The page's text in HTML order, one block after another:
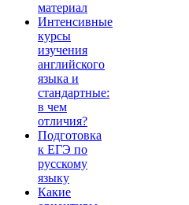
материал
Интенсивные
курсы
изучения
английского
языка и
стандартные:
в чем
отличия?
Подготовка
к ЕГЭ по
русскому
языку
Какие